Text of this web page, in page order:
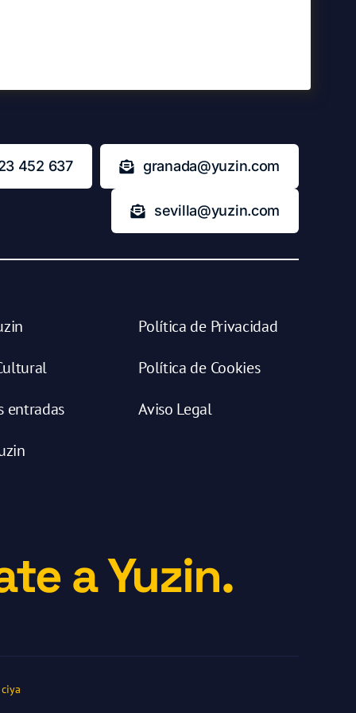
452 637 granada@yuzin.com
sevilla@yuzin.com
entradas
Política de Privacidad
Política de Cookies
Aviso Legal
a Yuzin.